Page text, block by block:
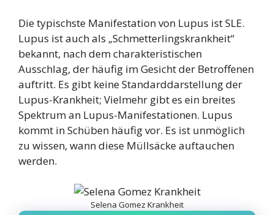
Die typischste Manifestation von Lupus ist SLE.
Lupus ist auch als „Schmetterlingskrankheit“
bekannt, nach dem charakteristischen
Ausschlag, der häufig im Gesicht der Betroffenen
auftritt. Es gibt keine Standarddarstellung der
Lupus-Krankheit; Vielmehr gibt es ein breites
Spektrum an Lupus-Manifestationen. Lupus
kommt in Schüben häufig vor. Es ist unmöglich
zu wissen, wann diese Müllsäcke auftauchen
werden.
Selena Gomez Krankheit